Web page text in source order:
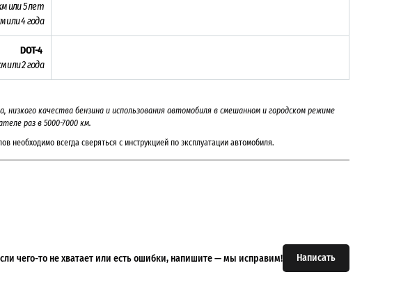
или 5 лет
или 4 года
DOT-4
или 2года
низкого качества бензина и использования автомобиля в смешанном и городском режиме
раз в 5000-7000км.
всегда сверяться с инструкцией по эксплуатации автомобиля.
Написать
чего-то не хватает или есть ошибки, напишите — мы исправим!